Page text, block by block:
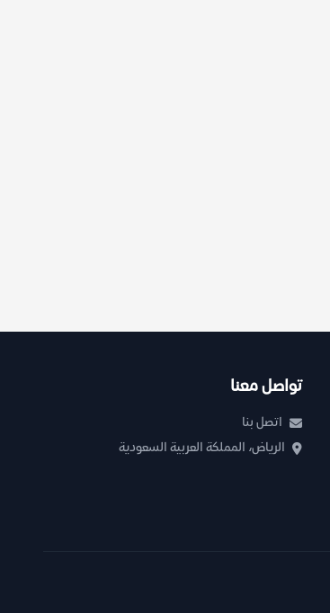
تواصل معنا
اتصل بنا
الرياض، المملكة العربية السعودية